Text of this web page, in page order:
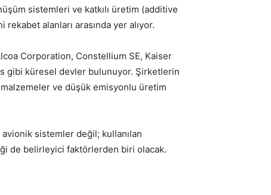
sistemleri ve katkılı üretim (additive
alanları arasında yer alıyor.
Corporation, Constellium SE, Kaiser
gibi küresel devler bulunuyor. Şirketlerin
ve düşük emisyonlu üretim
sistemler değil; kullanılan
de belirleyici faktörlerden biri olacak.